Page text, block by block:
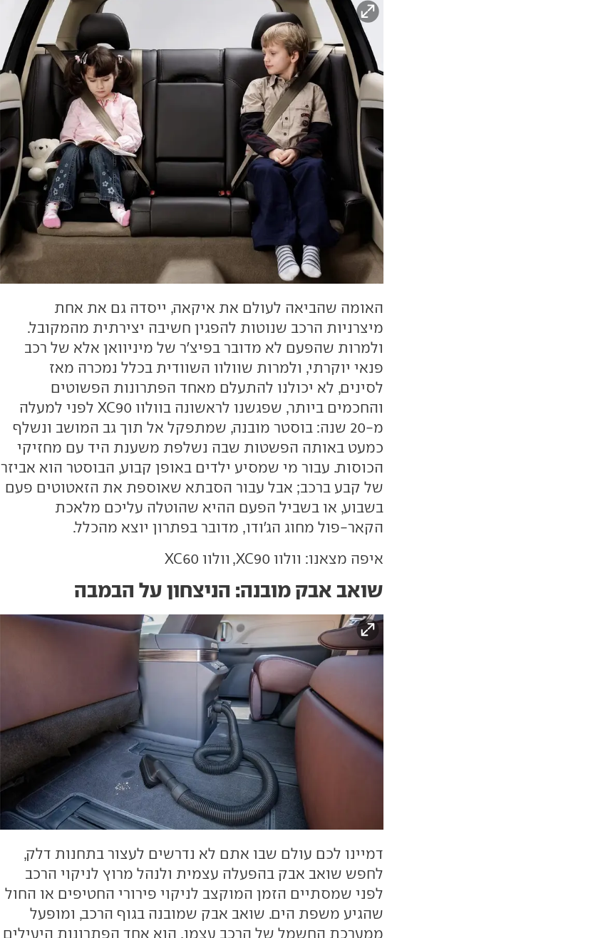
האומה שהביאה לעולם את איקאה, ייסדה גם את אחת
מיצרניות הרכב שנוטות להפגין חשיבה יצירתית מהמקובל.
ולמרות שהפעם לא מדובר בפיצ'ר של מיניוואן אלא של רכב
פנאי יוקרתי, ולמרות שוולוו השוודית בכלל נמכרה מאז
לסינים, לא יכולנו להתעלם מאחד הפתרונות הפשוטים
והחכמים ביותר, שפגשנו לראשונה בוולוו XC90 לפני למעלה
מ-20 שנה: בוסטר מובנה, שמתפקל אל תוך גב המושב ונשלף
כמעט באותה הפשטות שבה נשלפת משענת היד עם מחזיקי
הכוסות. עבור מי שמסיע ילדים באופן קבוע, הבוסטר הוא אביזר
של קבע ברכב; אבל עבור הסבתא שאוספת את הזאטוטים פעם
בשבוע, או בשביל הפעם ההיא שהוטלה עליכם מלאכת
הקאר-פול מחוג הג'ודו, מדובר בפתרון יוצא מהכלל.
איפה מצאנו: וולוו XC90, וולוו XC60
שואב אבק מובנה: הניצחון על הבמבה
דמיינו לכם עולם שבו אתם לא נדרשים לעצור בתחנות דלק,
לחפש שואב אבק בהפעלה עצמית ולנהל מרוץ לניקוי הרכב
לפני שמסתיים הזמן המוקצב לניקוי פירורי החטיפים או החול
שהגיע משפת הים. שואב אבק שמובנה בגוף הרכב, ומופעל
ממערכת החשמל של הרכב עצמו, הוא אחד הפתרונות היעילים